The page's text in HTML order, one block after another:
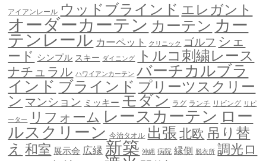
アイアンレール ウッドブラインド エレガント
オーダーカーテン カーテン カー
テンレール カーペット クリニック ゴルフ シェ
ード シンプル スキー ダイニング トルコ刺繍レース
ナチュラル ハワイアンカーテン バーチカルブラ
インド ブラインド プリーツスクリー
ン マンション ミッキー モダン ラグ ランチ リビング リピ
ーター リフォーム レースカーテン ロー
ルスクリーン 今治タオル 出張 北欧 吊り替
え 和室 展示会 広縁 新築 沖縄 病院 縁側 脱衣所 調光ロ